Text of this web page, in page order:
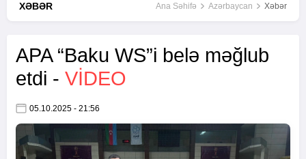
XƏBƏR Ana Səhifə Azərbaycan Xəbər
APA “Baku WS”i belə məğlub
etdi - VİDEO
05.10.2025 - 21:56